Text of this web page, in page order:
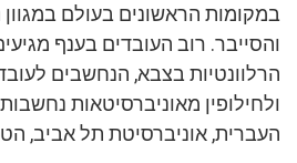
במקומות הראשונים בעולם במגוון
והסייבר. רוב העובדים בענף
הרלוונטיות בצבא, הנחשבים
ולחילופין מאוניברסיטאות
העברית, אוניברסיטת תל אביב,